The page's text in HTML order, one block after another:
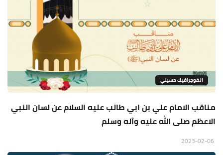
انفوجرافيك حسيني
مناقب الامام علي بن ابي طالب عليه السلام عن لسان النبي
الاعظم صلى الله عليه وآله وسلم